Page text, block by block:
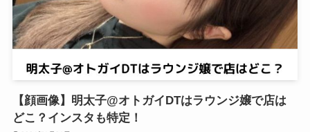
【顔画像】明太子@オトガイDTはラウンジ嬢で店は
どこ？インスタも特定！